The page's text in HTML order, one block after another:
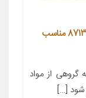
فیلتر کربن فعال کابین خودرو مدل 06050-87139 مناسب
از مواد
شود […]